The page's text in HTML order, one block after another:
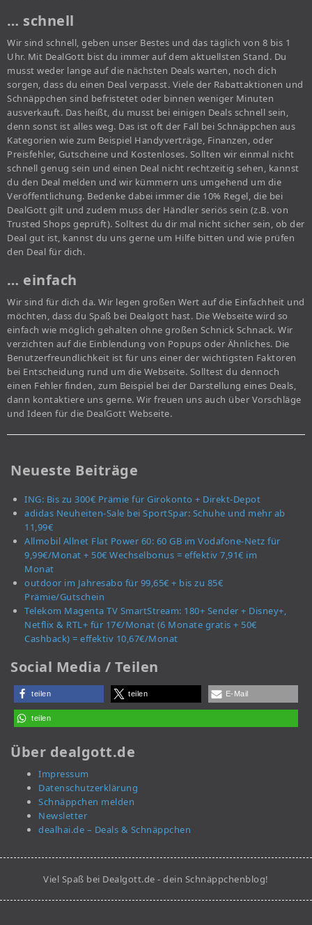
… schnell
Wir sind schnell, geben unser Bestes und das täglich von 8 bis 1
Uhr. Mit DealGott bist du immer auf dem aktuellsten Stand. Du
musst weder lange auf die nächsten Deals warten, noch dich
sorgen, dass du einen Deal verpasst. Viele der Rabattaktionen und
Schnäppchen sind befristetet oder binnen weniger Minuten
ausverkauft. Das heißt, du musst bei einigen Deals schnell sein,
denn sonst ist alles weg. Das ist oft der Fall bei Schnäppchen aus
Kategorien wie zum Beispiel Handyverträge, Finanzen, oder
Preisfehler, Gutscheine und Kostenloses. Sollten wir einmal nicht
schnell genug sein und einen Deal nicht rechtzeitig sehen, kannst
du den Deal melden und wir kümmern uns umgehend um die
Veröffentlichung. Bedenke dabei immer die 10% Regel, die bei
DealGott gilt und zudem muss der Händler seriös sein (z.B. von
Trusted Shops geprüft). Solltest du dir mal nicht sicher sein, ob der
Deal gut ist, kannst du uns gerne um Hilfe bitten und wie prüfen
den Deal für dich.
… einfach
Wir sind für dich da. Wir legen großen Wert auf die Einfachheit und
möchten, dass du Spaß bei Dealgott hast. Die Webseite wird so
einfach wie möglich gehalten ohne großen Schnick Schnack. Wir
verzichten auf die Einblendung von Popups oder Ähnliches. Die
Benutzerfreundlichkeit ist für uns einer der wichtigsten Faktoren
bei Entscheidung rund um die Webseite. Solltest du dennoch
einen Fehler finden, zum Beispiel bei der Darstellung eines Deals,
dann kontaktiere uns gerne. Wir freuen uns auch über Vorschläge
und Ideen für die DealGott Webseite.
Neueste Beiträge
ING: Bis zu 300€ Prämie für Girokonto + Direkt-Depot
adidas Neuheiten-Sale bei SportSpar: Schuhe und mehr ab
11,99€
Allmobil Allnet Flat Power 60: 60 GB im Vodafone-Netz für
9,99€/Monat + 50€ Wechselbonus = effektiv 7,91€ im
Monat
outdoor im Jahresabo für 99,65€ + bis zu 85€
Prämie/Gutschein
Telekom Magenta TV SmartStream: 180+ Sender + Disney+,
Netflix & RTL+ für 17€/Monat (6 Monate gratis + 50€
Cashback) = effektiv 10,67€/Monat
Social Media / Teilen
teilen teilen E-Mail
teilen
Über dealgott.de
Impressum
Datenschutzerklärung
Schnäppchen melden
Newsletter
dealhai.de – Deals & Schnäppchen
Viel Spaß bei Dealgott.de - dein Schnäppchenblog!